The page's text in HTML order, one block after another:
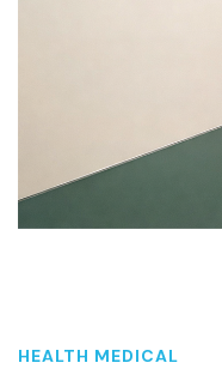
HEALTH MEDICAL